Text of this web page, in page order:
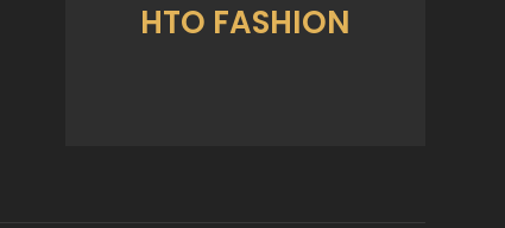
HTO FASHION